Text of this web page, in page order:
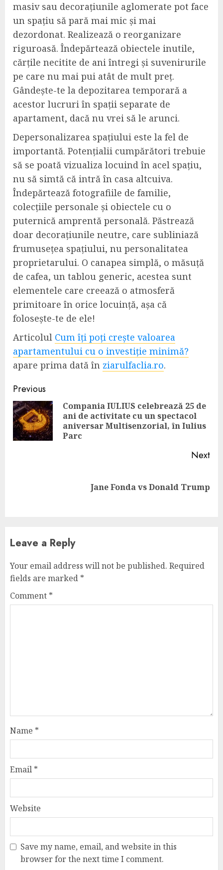
masiv sau decorațiunile aglomerate pot face
un spațiu să pară mai mic și mai
dezordonat. Realizează o reorganizare
riguroasă. Îndepărtează obiectele inutile,
cărțile necitite de ani întregi și suvenirurile
pe care nu mai pui atât de mult preț.
Gândește-te la depozitarea temporară a
acestor lucruri în spații separate de
apartament, dacă nu vrei să le arunci.
Depersonalizarea spațiului este la fel de
importantă. Potențialii cumpărători trebuie
să se poată vizualiza locuind în acel spațiu,
nu să simtă că intră în casa altcuiva.
Îndepărtează fotografiile de familie,
colecțiile personale și obiectele cu o
puternică amprentă personală. Păstrează
doar decorațiunile neutre, care subliniază
frumusețea spațiului, nu personalitatea
proprietarului. O canapea simplă, o măsuță
de cafea, un tablou generic, acestea sunt
elementele care creează o atmosferă
primitoare în orice locuință, așa că
folosește-te de ele!
Articolul Cum îți poți crește valoarea
apartamentului cu o investiție minimă?
apare prima dată în ziarulfaclia.ro.
Continue
Reading
Previous
Compania IULIUS celebrează 25 de
ani de activitate cu un spectacol
aniversar Multisenzorial, în Iulius
Parc
Next
Jane Fonda vs Donald Trump
Leave a Reply
Your email address will not be published. Required
fields are marked *
Comment *
Name *
Email *
Website
Save my name, email, and website in this
browser for the next time I comment.